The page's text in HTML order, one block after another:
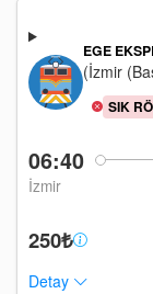
06:40
İzmir
EGE
(İzmir
SIK
250₺
Detay